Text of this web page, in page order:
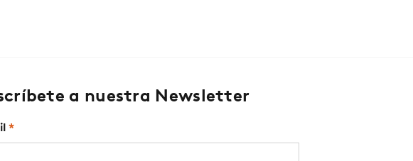
a nuestra Newsletter
*